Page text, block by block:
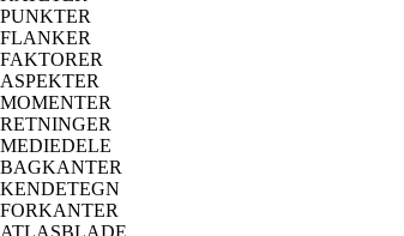
PUNKTER
FLANKER
FAKTORER
ASPEKTER
MOMENTER
RETNINGER
MEDIEDELE
BAGKANTER
KENDETEGN
FORKANTER
ATLASBLADE